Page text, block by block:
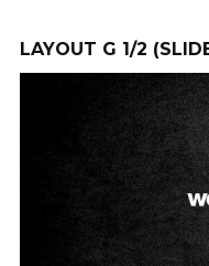
LAYOUT G 1/2